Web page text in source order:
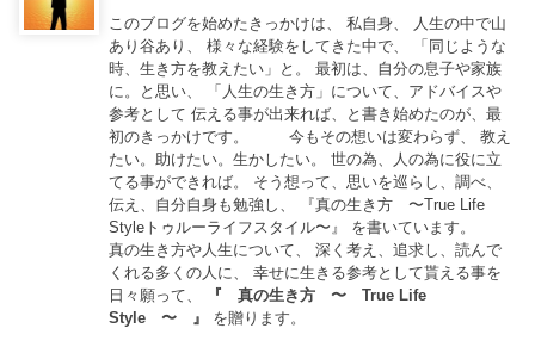
このブログを始めたきっかけは、 私自身、 人生の中で山
あり谷あり、 様々な経験をしてきた中で、 「同じような
時、生き方を教えたい」と。 最初は、自分の息子や家族
に。と思い、 「人生の生き方」について、アドバイスや
参考として 伝える事が出来れば、と書き始めたのが、最
初のきっかけです。 今もその想いは変わらず、 教え
たい。助けたい。生かしたい。 世の為、人の為に役に立
てる事ができれば。 そう想って、思いを巡らし、調べ、
伝え、自分自身も勉強し、 『真の生き方 〜True Life
Styleトゥルーライフスタイル〜』 を書いています。
真の生き方や人生について、 深く考え、追求し、読んで
くれる多くの人に、 幸せに生きる参考として貰える事を
日々願って、
『真の生き方 〜 True Life
Style 〜 』 を贈ります。